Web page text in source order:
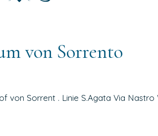
von Sorrento
von Sorrent . Linie S.Agata Via